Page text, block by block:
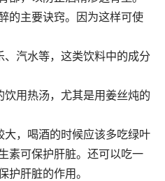
的主要诀窍。因为这样可使
汽水等，这类饮料中的成分
用热汤，尤其是用姜丝炖的
，喝酒的时候应该多吃绿叶
素可保护肝脏。还可以吃一
护肝脏的作用。